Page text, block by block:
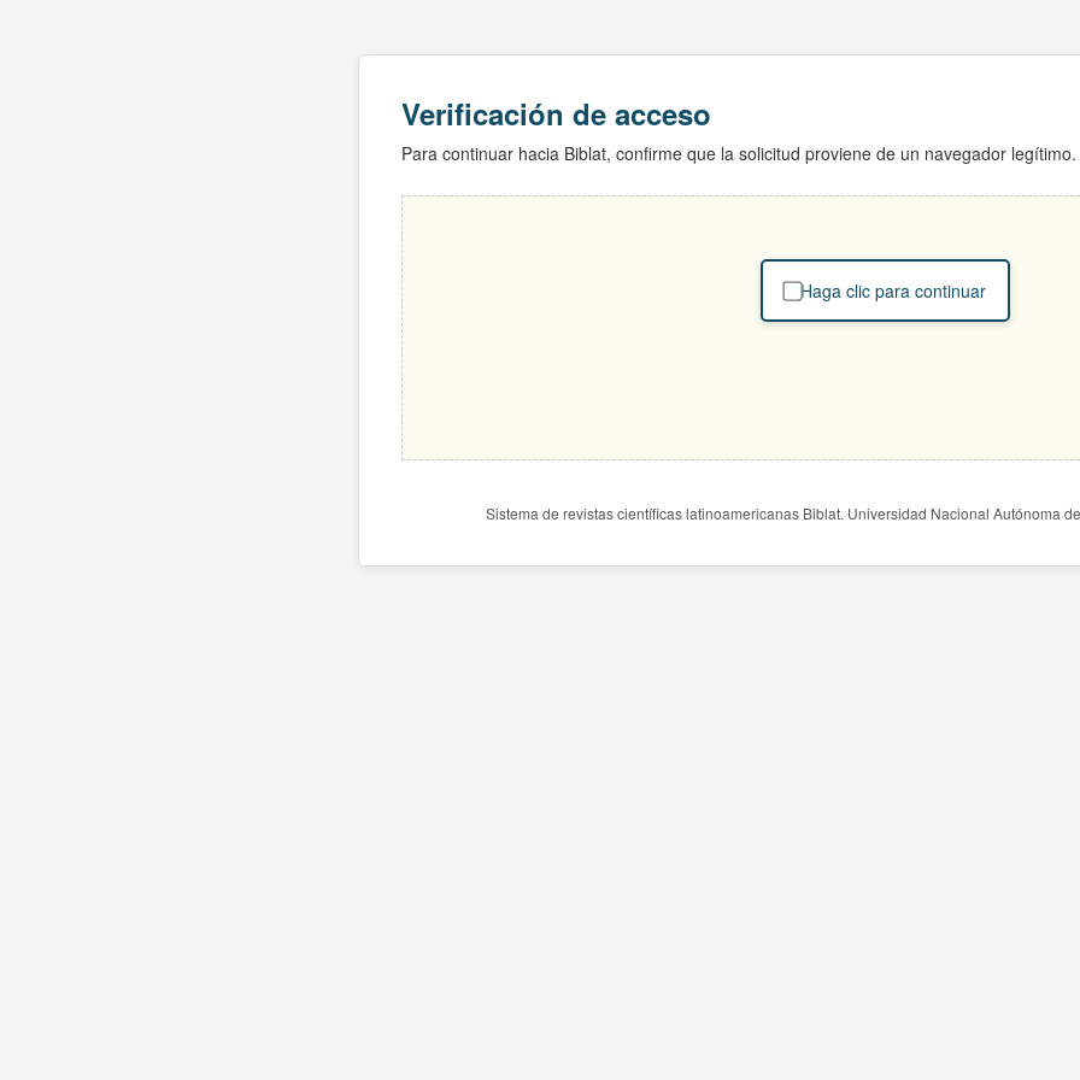
Verificación de acceso
Para continuar hacia Biblat, confirme que la solicitud proviene de un navegador legítimo.
Haga clic para continuar
Sistema de revistas científicas latinoamericanas Biblat. Universidad Nacional Autónoma